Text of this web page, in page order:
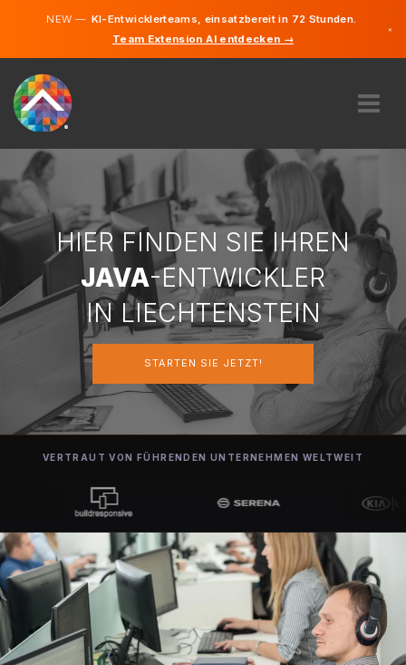
NEW —KI-Entwicklerteams, einsatzbereit in 72 Stunden.
Team Extension AI entdecken →
×
ÜBER UNS
EXPERTISE
WIE FUNKTIONIERT ES?
KARRIERE
FINDEN
LIECHTENSTEIN
STARTEN SIE JETZT
HIER FINDEN SIE IHREN
JAVA-ENTWICKLER
IN LIECHTENSTEIN
STARTEN SIE JETZT!
VERTRAUT VON FÜHRENDEN UNTERNEHMEN WELTWEIT